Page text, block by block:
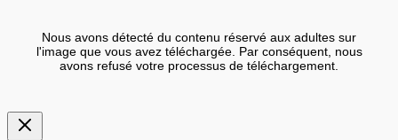
Nous avons détecté du contenu réservé aux adultes sur
l'image que vous avez téléchargée. Par conséquent, nous
avons refusé votre processus de téléchargement.